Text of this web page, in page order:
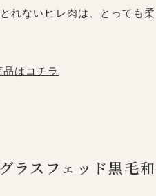
れないヒレ肉は、とっても
はコチラ
ラスフェッド黒毛